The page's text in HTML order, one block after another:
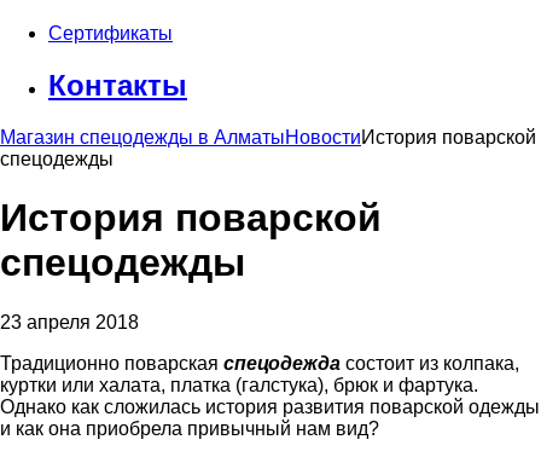
Сертификаты
Контакты
Магазин спецодежды в АлматыНовостиИстория поварской
спецодежды
История поварской
спецодежды
23 апреля 2018
Традиционно поварская спецодежда состоит из колпака,
куртки или халата, платка (галстука), брюк и фартука.
Однако как сложилась история развития поварской одежды
и как она приобрела привычный нам вид?